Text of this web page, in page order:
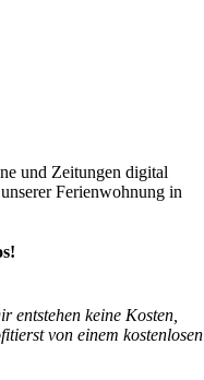
und Zeitungen digital
Ferienwohnung in
keine Kosten,
von einem kostenlosen